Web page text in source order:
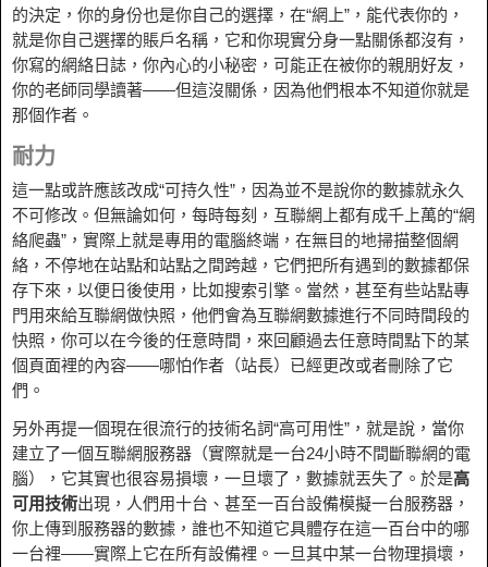
的決定，你的身份也是你自己的選擇，在“網上”，能代表你的，
就是你自己選擇的賬戶名稱，它和你現實分身一點關係都沒有，
你寫的網絡日誌，你內心的小秘密，可能正在被你的親朋好友，
你的老師同學讀著——但這沒關係，因為他們根本不知道你就是
那個作者。
耐力
這一點或許應該改成“可持久性”，因為並不是說你的數據就永久
不可修改。但無論如何，每時每刻，互聯網上都有成千上萬的“網
絡爬蟲”，實際上就是專用的電腦終端，在無目的地掃描整個網
絡，不停地在站點和站點之間跨越，它們把所有遇到的數據都保
存下來，以便日後使用，比如搜索引擎。當然，甚至有些站點專
門用來給互聯網做快照，他們會為互聯網數據進行不同時間段的
快照，你可以在今後的任意時間，來回顧過去任意時間點下的某
個頁面裡的內容——哪怕作者（站長）已經更改或者刪除了它
們。
另外再提一個現在很流行的技術名詞“高可用性”，就是說，當你
建立了一個互聯網服務器（實際就是一台24小時不間斷聯網的電
腦），它其實也很容易損壞，一旦壞了，數據就丟失了。於是高
可用技術出現，人們用十台、甚至一百台設備模擬一台服務器，
你上傳到服務器的數據，誰也不知道它具體存在這一百台中的哪
一台裡——實際上它在所有設備裡。一旦其中某一台物理損壞，